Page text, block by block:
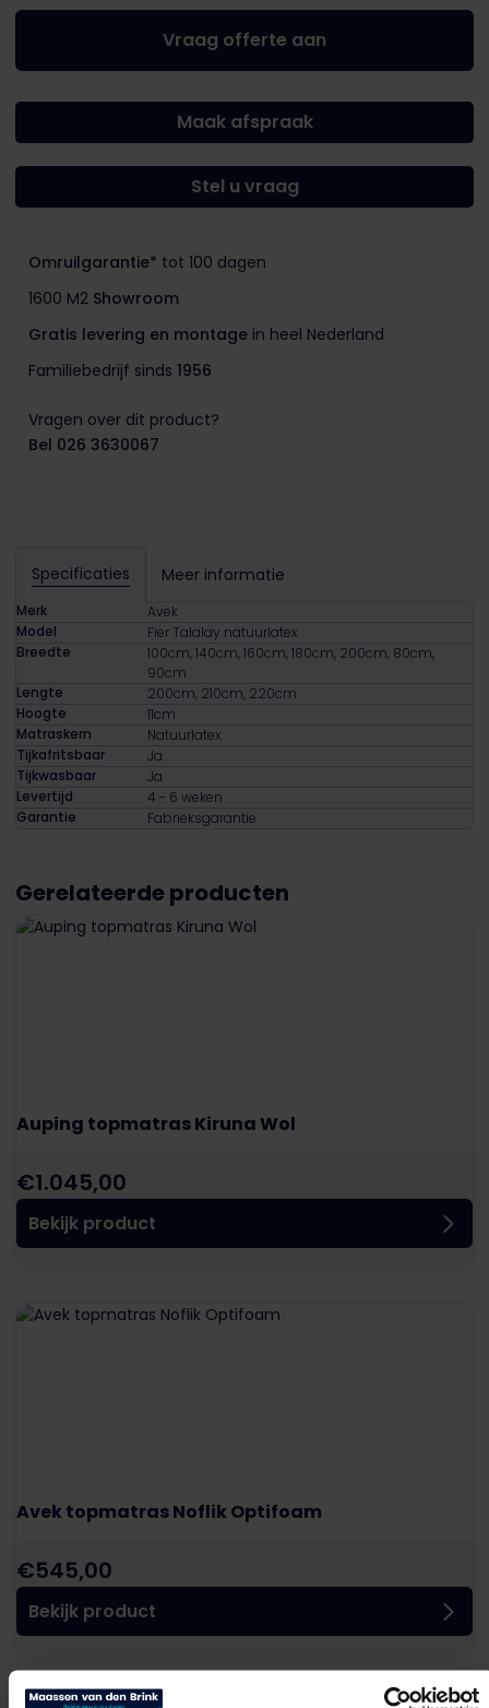
Vraag offerte aan
Maak afspraak
Stel u vraag
Omruilgarantie* tot 100 dagen
1600 M2 Showroom
Gratis levering en montage in heel Nederland
Familiebedrijf sinds 1956
Vragen over dit product?
Bel 026 3630067
Specificaties Meer informatie
Merk
Avek
Model
Fier Talalay natuurlatex
Breedte
100cm, 140cm, 160cm, 180cm, 200cm, 80cm,
90cm
Lengte
200cm, 210cm, 220cm
Hoogte
11cm
Matraskern
Natuurlatex
Tijkafritsbaar
Ja
Tijkwasbaar
Ja
Levertijd
4 - 6 weken
Garantie
Fabrieksgarantie
Gerelateerde producten
Auping topmatras Kiruna Wol
€1.045,00
Bekijk product
Avek topmatras Noflik Optifoam
€545,00
Bekijk product